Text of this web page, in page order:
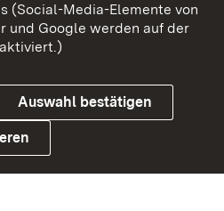
Datenschutz
(Social-Media-Elemente von
und Google werden auf der
Auswahl bestätigen